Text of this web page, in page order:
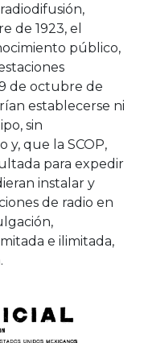
de 1923, el
público,
de octubre de
establecerse ni
sin
y, que la SCOP,
para expedir
instalar y
de radio en
e ilimitada,